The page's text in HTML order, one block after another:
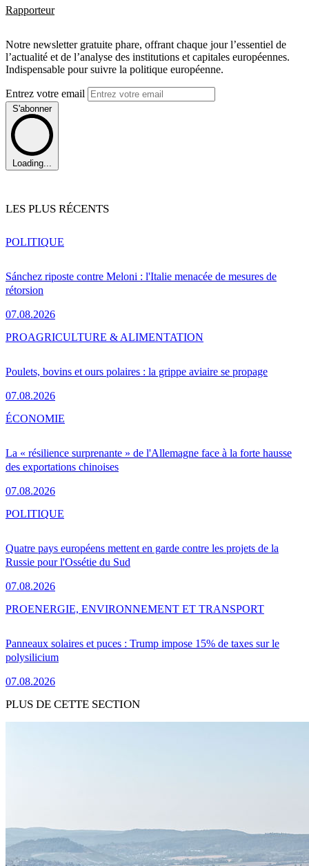
Rapporteur
Notre newsletter gratuite phare, offrant chaque jour l’essentiel de
l’actualité et de l’analyse des institutions et capitales européennes.
Indispensable pour suivre la politique européenne.
Entrez votre email
S'abonner
Loading...
LES PLUS RÉCENTS
Sánchez riposte contre Meloni : l'Italie menacée de mesures de
rétorsion
07.08.2026
POLITIQUE
Poulets, bovins et ours polaires : la grippe aviaire se propage
07.08.2026
PROAGRICULTURE & ALIMENTATION
La « résilience surprenante » de l'Allemagne face à la forte hausse
des exportations chinoises
07.08.2026
ÉCONOMIE
Quatre pays européens mettent en garde contre les projets de la
Russie pour l'Ossétie du Sud
07.08.2026
POLITIQUE
Panneaux solaires et puces : Trump impose 15% de taxes sur le
polysilicium
07.08.2026
PROENERGIE, ENVIRONNEMENT ET TRANSPORT
PLUS DE CETTE SECTION